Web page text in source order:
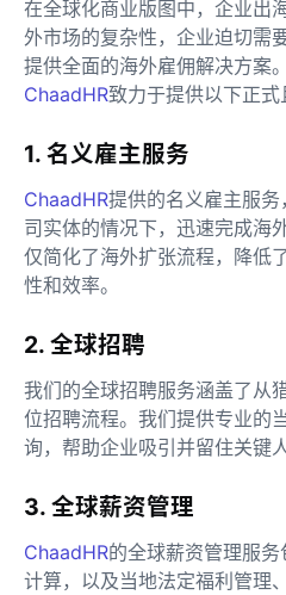
在全球化商业版图中，企业出
外市场的复杂性，企业迫切需
提供全面的海外雇佣解决方案
ChaadHR致力于提供以下正式
1. 名义雇主服务
ChaadHR提供的名义雇主服
司实体的情况下，迅速完成海
仅简化了海外扩张流程，降低
性和效率。
2. 全球招聘
我们的全球招聘服务涵盖了从
位招聘流程。我们提供专业的
询，帮助企业吸引并留住关键人
3. 全球薪资管理
ChaadHR的全球薪资管理服
计算，以及当地法定福利管理